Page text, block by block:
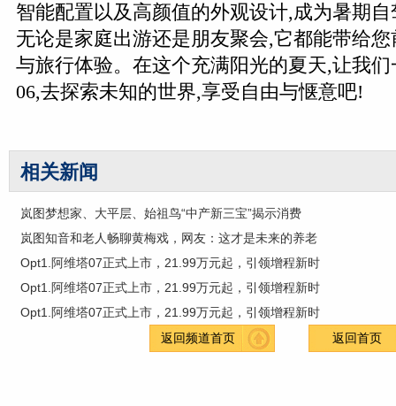
智能配置以及高颜值的外观设计,成为暑期
无论是家庭出游还是朋友聚会,它都能带给
与旅行体验。在这个充满阳光的夏天,让我
06,去探索未知的世界,享受自由与惬意吧!
相关新闻
岚图梦想家、大平层、始祖鸟“中产新三宝”揭示消费
岚图知音和老人畅聊黄梅戏，网友：这才是未来的养老
Opt1.阿维塔07正式上市，21.99万元起，引领增程新时
Opt1.阿维塔07正式上市，21.99万元起，引领增程新时
Opt1.阿维塔07正式上市，21.99万元起，引领增程新时
返回频道首页
返回首页